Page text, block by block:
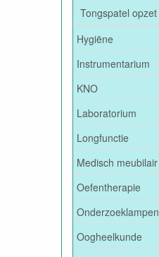
Tongspatel opzet
Hygiëne
Instrumentarium
KNO
Laboratorium
Longfunctie
Medisch meubilair
Oefentherapie
Onderzoeklampen
Oogheelkunde